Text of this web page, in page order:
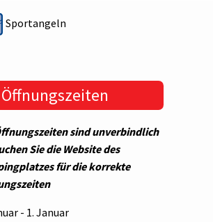
Sportangeln
Öffnungszeiten
sind unverbindlich
Sie die Website des
für die korrekte
- 1. Januar